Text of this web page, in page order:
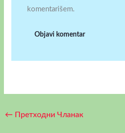
komentarišem.
← Претходни Чланак